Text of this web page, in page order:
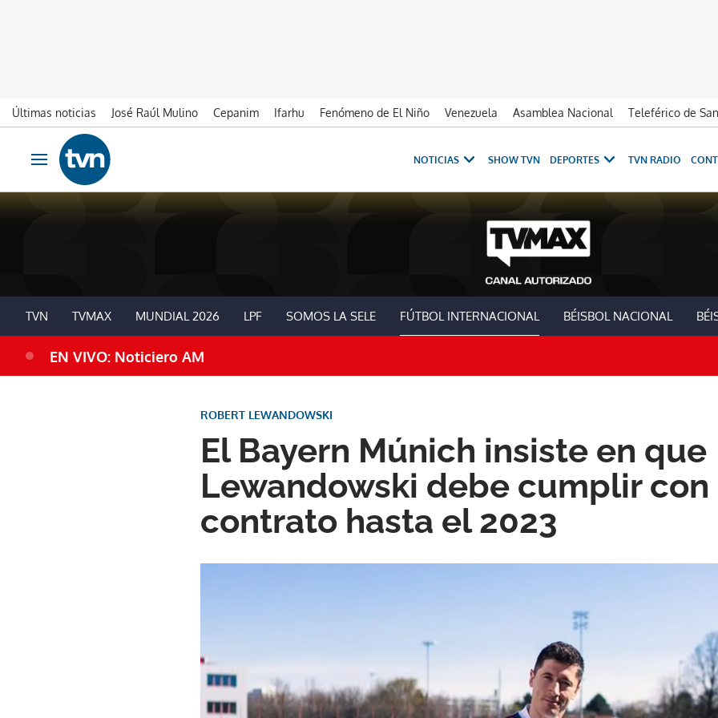
Últimas noticias José Raúl Mulino Cepanim Ifarhu Fenómeno de El Niño Venezuela Asamblea Nacional
Teleférico de
Ir al contenido
Obrir navegació
NOTICIAS SHOW TVN DEPORTES TVN RADIO
TVN TVMAX MUNDIAL 2026 LPF SOMOS LA SELE FÚTBOL INTERNACIONAL BÉISBOL NACIONAL
EN VIVO: Noticiero AM
El Bayern Múnich insiste en que
Lewandowski debe cumplir con
contrato hasta el 2023
ROBERT LEWANDOWSKI